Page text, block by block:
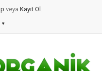
veya Kayıt Ol .